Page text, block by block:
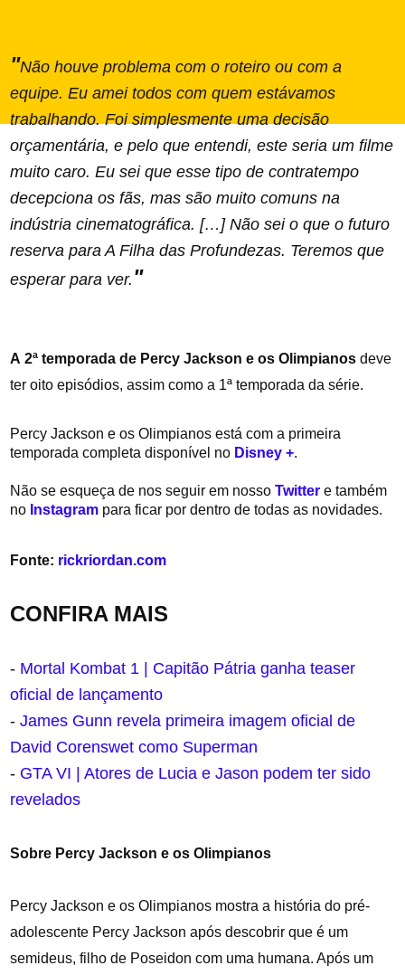
"Não houve problema com o roteiro ou com a
equipe. Eu amei todos com quem estávamos
trabalhando. Foi simplesmente uma decisão
orçamentária, e pelo que entendi, este seria um filme
muito caro. Eu sei que esse tipo de contratempo
decepciona os fãs, mas são muito comuns na
indústria cinematográfica. […] Não sei o que o futuro
reserva para A Filha das Profundezas. Teremos que
esperar para ver. "
A 2ª temporada de Percy Jackson e os Olimpianos deve
ter oito episódios, assim como a 1ª temporada da série.
Percy Jackson e os Olimpianos está com a primeira
temporada completa disponível no Disney +.
Não se esqueça de nos seguir em nossoTwitter e também
no Instagram para ficar por dentro de todas as novidades.
Fonte: rickriordan.com
CONFIRA MAIS
- Mortal Kombat 1 | Capitão Pátria ganha teaser
oficial de lançamento
-James Gunn revela primeira imagem oficial de
David Corenswet como Superman
- GTA VI | Atores de Lucia e Jason podem ter sido
revelados
Sobre Percy Jackson e os Olimpianos
Percy Jackson e os Olimpianos mostra a história do pré-
adolescente Percy Jackson após descobrir que é um
semideus, filho de Poseidon com uma humana. Após um